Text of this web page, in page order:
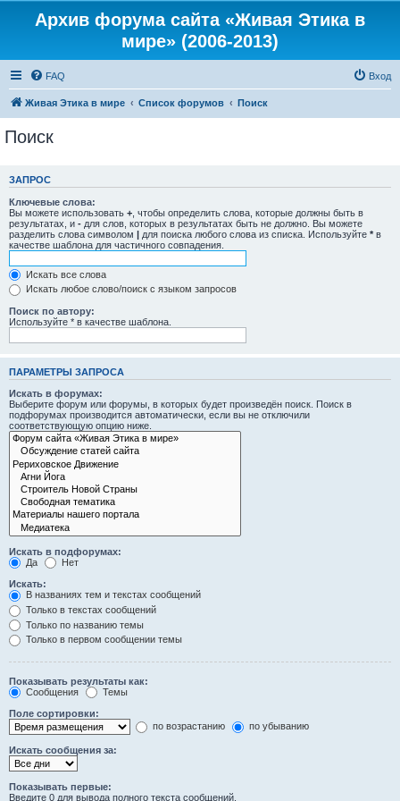
Архив форума сайта «Живая Этика в
мире» (2006-2013)
FAQ Вход
Живая Этика в мире Список форумов Поиск
Поиск
ЗАПРОС
Ключевые слова:
Вы можете использовать + , чтобы определить слова, которые должны быть в
результатах, и - для слов, которых в результатах быть не должно. Вы можете
разделить слова символом | для поиска любого слова из списка. Используйте * в
качестве шаблона для частичного совпадения.
Искать все слова
Искать любое слово/поиск с языком запросов
Поиск по автору:
Используйте * в качестве шаблона.
ПАРАМЕТРЫ ЗАПРОСА
Искать в форумах:
Выберите форум или форумы, в которых будет произведён поиск. Поиск в
подфорумах производится автоматически, если вы не отключили
соответствующую опцию ниже.
Искать в подфорумах:
Да
Нет
Искать:
В названиях тем и текстах сообщений
Только в текстах сообщений
Только по названию темы
Только в первом сообщении темы
Показывать результаты как:
Сообщения
Темы
Поле сортировки:
по возрастанию
по убыванию
Искать сообщения за:
Показывать первые:
Введите 0 для вывода полного текста сообщений.